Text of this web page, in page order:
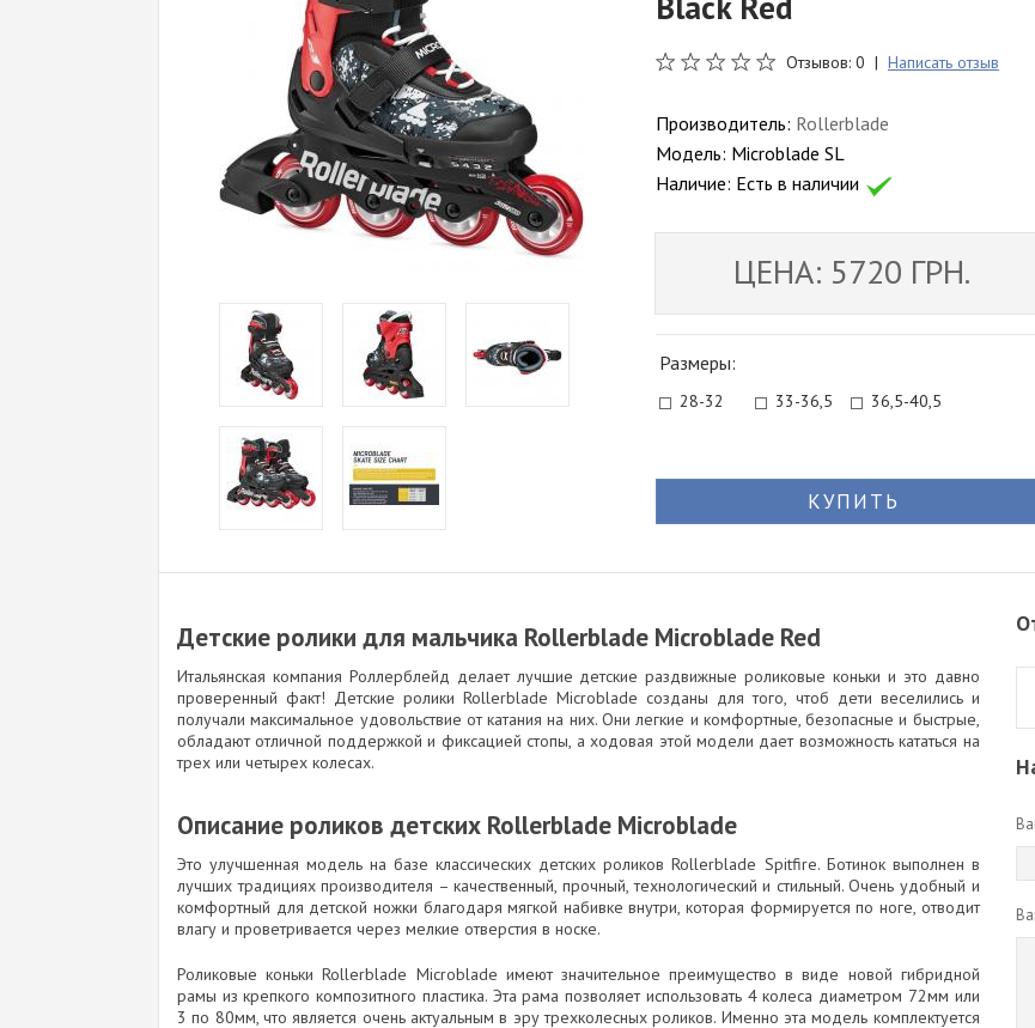
Отзывов: 0 | Написать отзыв
Производитель: Rollerblade
Модель: Microblade SL
Наличие: Есть в наличии
ЦЕНА: 5720 ГРН.
Размеры:
28-32 33-36,5 36,5-40,5
КУПИТЬ
Детские ролики для мальчика Rollerblade Microblade Red
Итальянская компания Роллерблейд делает лучшие детские раздвижные роликовые коньки и это давно
проверенный факт! Детские ролики Rollerblade Microblade созданы для того, чтоб дети веселились и
получали максимальное удовольствие от катания на них. Они легкие и комфортные, безопасные и быстрые,
обладают отличной поддержкой и фиксацией стопы, а ходовая этой модели дает возможность кататься на
трех или четырех колесах.
Описание роликов детских Rollerblade Microblade
Это улучшенная модель на базе классических детских роликов Rollerblade Spitfire. Ботинок выполнен в
лучших традициях производителя – качественный, прочный, технологический и стильный. Очень удобный и
комфортный для детской ножки благодаря мягкой набивке внутри, которая формируется по ноге, отводит
влагу и проветривается через мелкие отверстия в носке.
Роликовые коньки Rollerblade Microblade имеют значительное преимущество в виде новой гибридной
рамы из крепкого композитного пластика. Эта рама позволяет использовать 4 колеса диаметром 72мм или
3 по 80мм, что является очень актуальным в эру трехколесных роликов. Именно эта модель комплектуется